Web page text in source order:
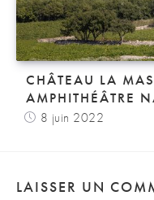
CHÂTEAU LA
AMPHITHÉÂTRE
8 juin 2022
LAISSER UN